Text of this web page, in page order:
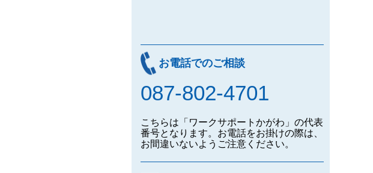
お電話でのご相談
087-802-4701
こちらは「ワークサポートかがわ」の代表
番号となります。お電話をお掛けの際は、
お間違いないようご注意ください。